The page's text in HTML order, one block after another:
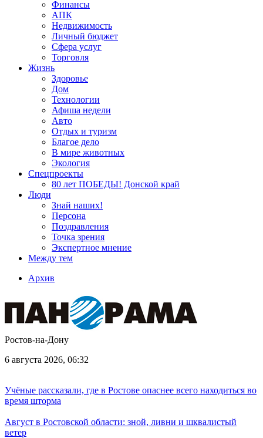
Финансы
АПК
Недвижимость
Личный бюджет
Сфера услуг
Торговля
Жизнь
Здоровье
Дом
Технологии
Афиша недели
Авто
Отдых и туризм
Благое дело
В мире животных
Экология
Спецпроекты
80 лет ПОБЕДЫ! Донской край
Люди
Знай наших!
Персона
Поздравления
Точка зрения
Экспертное мнение
Между тем
Архив
Ростов-на-Дону
6 августа 2026, 06:32
Учёные рассказали, где в Ростове опаснее всего находиться во
время шторма
Август в Ростовской области: зной, ливни и шквалистый
ветер